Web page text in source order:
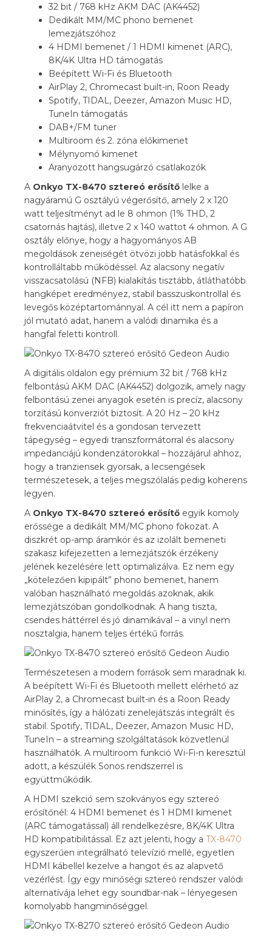
32 bit / 768 kHz AKM DAC (AK4452)
Dedikált MM/MC phono bemenet
lemezjátszóhoz
4 HDMI bemenet / 1 HDMI kimenet (ARC),
8K/4K Ultra HD támogatás
Beépített Wi-Fi és Bluetooth
AirPlay 2, Chromecast built-in, Roon Ready
Spotify, TIDAL, Deezer, Amazon Music HD,
TuneIn támogatás
DAB+/FM tuner
Multiroom és 2. zóna előkimenet
Mélynyomó kimenet
Aranyozott hangsugárzó csatlakozók
A Onkyo TX-8470 sztereó erősítő lelke a
nagyáramú G osztályú végerősítő, amely 2 x 120
watt teljesítményt ad le 8 ohmon (1% THD, 2
csatornás hajtás), illetve 2 x 140 wattot 4 ohmon. A G
osztály előnye, hogy a hagyományos AB
megoldások zeneiségét ötvözi jobb hatásfokkal és
kontrolláltabb működéssel. Az alacsony negatív
visszacsatolású (NFB) kialakítás tisztább, átláthatóbb
hangképet eredményez, stabil basszuskontrollal és
levegős középtartománnyal. A cél itt nem a papíron
jól mutató adat, hanem a valódi dinamika és a
hangfal feletti kontroll.
A digitális oldalon egy prémium 32 bit / 768 kHz
felbontású AKM DAC (AK4452) dolgozik, amely nagy
felbontású zenei anyagok esetén is precíz, alacsony
torzítású konverziót biztosít. A 20 Hz – 20 kHz
frekvenciaátvitel és a gondosan tervezett
tápegység – egyedi transzformátorral és alacsony
impedanciájú kondenzátorokkal – hozzájárul ahhoz,
hogy a tranziensek gyorsak, a lecsengések
természetesek, a teljes megszólalás pedig koherens
legyen.
A Onkyo TX-8470 sztereó erősítő egyik komoly
erőssége a dedikált MM/MC phono fokozat. A
diszkrét op-amp áramkör és az izolált bemeneti
szakasz kifejezetten a lemezjátszók érzékeny
jelének kezelésére lett optimalizálva. Ez nem egy
„kötelezően kipipált” phono bemenet, hanem
valóban használható megoldás azoknak, akik
lemezjátszóban gondolkodnak. A hang tiszta,
csendes háttérrel és jó dinamikával – a vinyl nem
nosztalgia, hanem teljes értékű forrás.
Természetesen a modern források sem maradnak ki.
A beépített Wi-Fi és Bluetooth mellett elérhető az
AirPlay 2, a Chromecast built-in és a Roon Ready
minősítés, így a hálózati zenelejátszás integrált és
stabil. Spotify, TIDAL, Deezer, Amazon Music HD,
TuneIn – a streaming szolgáltatások közvetlenül
használhatók. A multiroom funkció Wi-Fi-n keresztül
adott, a készülék Sonos rendszerrel is
együttműködik.
A HDMI szekció sem szokványos egy sztereó
erősítőnél: 4 HDMI bemenet és 1 HDMI kimenet
(ARC támogatással) áll rendelkezésre, 8K/4K Ultra
HD kompatibilitással. Ez azt jelenti, hogy a TX-8470
egyszerűen integrálható televízió mellé, egyetlen
HDMI kábellel kezelve a hangot és az alapvető
vezérlést. Így egy minőségi sztereó rendszer valódi
alternatívája lehet egy soundbar-nak – lényegesen
komolyabb hangminőséggel.